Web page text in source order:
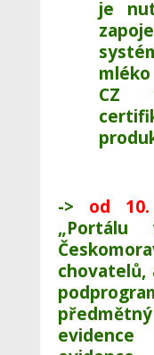
je
CZ
-> od
„Portálu
chovatelů,